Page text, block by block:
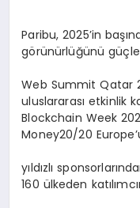
Paribu, 2025’in
görünürlüğünü
Web Summit Qatar
uluslararası etkinlik
Blockchain Week
Money20/20
yıldızlı
160 ülkeden